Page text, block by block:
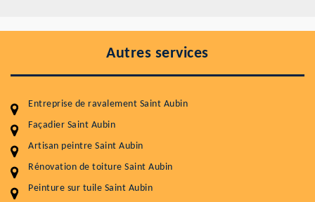
Autres services
Entreprise de ravalement Saint Aubin
Façadier Saint Aubin
Artisan peintre Saint Aubin
Rénovation de toiture Saint Aubin
Peinture sur tuile Saint Aubin
Entretenir votre toiture, c'est préserver sa
durabilité